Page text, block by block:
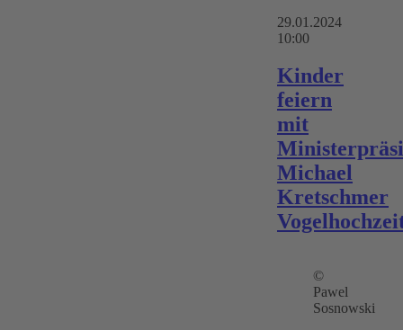
29.01.2024
10:00
Kinder
feiern
mit
Michael
Kretschmer
©
Pawel
Sosnowski